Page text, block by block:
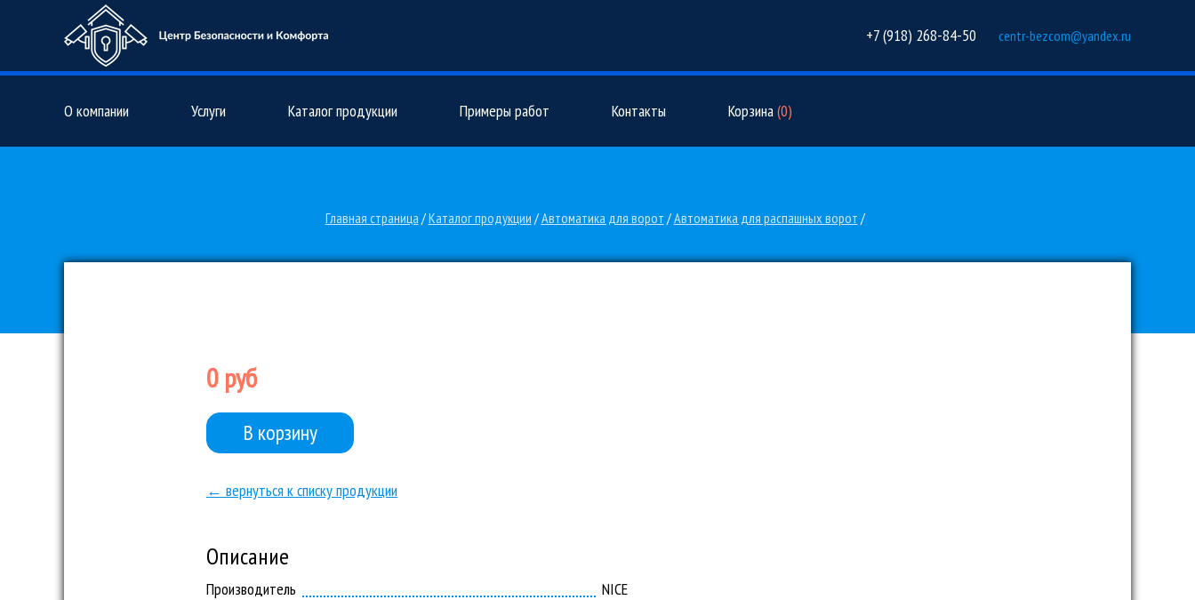
centr-bezcom@yandex.ru
+7 (918) 268-84-50
О компании Услуги Каталог продукции Примеры работ Контакты Корзина(0)
Главная страница /Каталог продукции /Автоматика для ворот /Автоматика для распашных ворот /
0 руб
В корзину
← вернуться к списку продукции
Описание
Производитель
NICE